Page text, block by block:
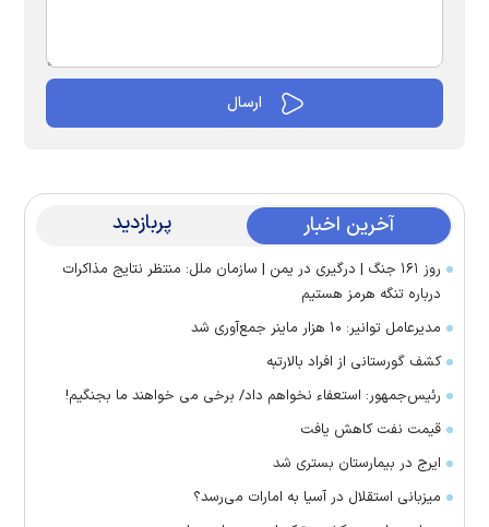
آخرین اخبار پربازدید
روز ۱۶۱ جنگ | درگیری در یمن | سازمان ملل: منتظر نتایج مذاکرات
درباره تنگه هرمز هستیم
مدیرعامل توانیر: ۱۰ هزار ماینر جمع‌آوری شد
کشف گورستانی از افراد بالارتبه
رئیس‌جمهور: استعفاء نخواهم داد/ برخی می خواهند ما بجنگیم!
قیمت نفت کاهش یافت
ایرج در بیمارستان بستری شد
میزبانی استقلال در آسیا به امارات می‌رسد؟